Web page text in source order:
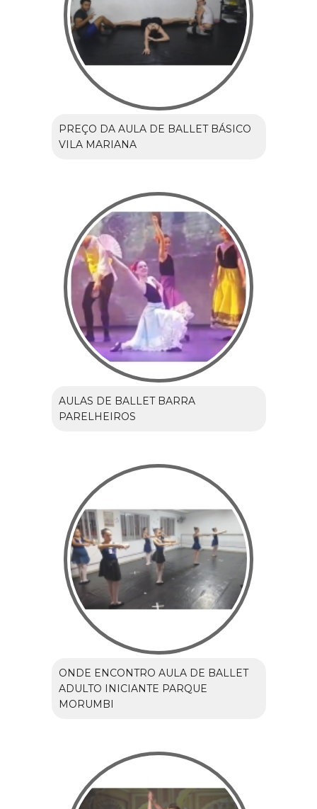
PREÇO DA AULA DE BALLET BÁSICO
VILA MARIANA
AULAS DE BALLET BARRA
PARELHEIROS
ONDE ENCONTRO AULA DE BALLET
ADULTO INICIANTE PARQUE
MORUMBI